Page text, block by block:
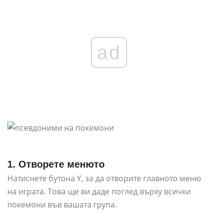
ad
1. Отворете менюто
Натиснете бутона Y, за да отворите главното меню
на играта. Това ще ви даде поглед върху всички
покемони във вашата група.